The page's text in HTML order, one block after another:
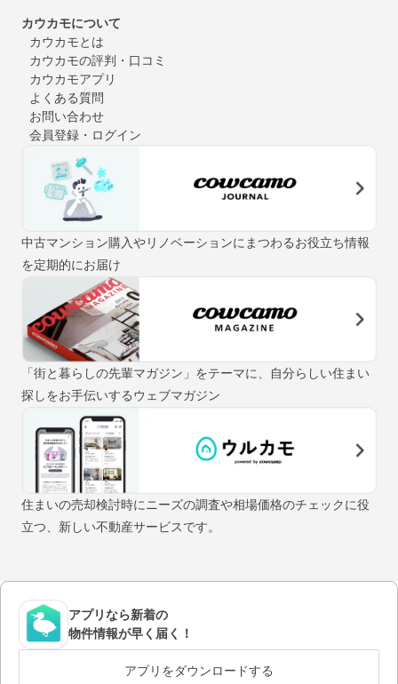
カウカモについて
カウカモとは
カウカモの評判・口コミ
カウカモアプリ
よくある質問
お問い合わせ
会員登録・ログイン
中古マンション購入やリノベーションにまつわるお役立ち情報
を定期的にお届け
「街と暮らしの先輩マガジン」をテーマに、自分らしい住まい
探しをお手伝いするウェブマガジン
住まいの売却検討時にニーズの調査や相場価格のチェックに役
立つ、新しい不動産サービスです。
アプリなら新着の
物件情報が早く届く！
アプリをダウンロードする